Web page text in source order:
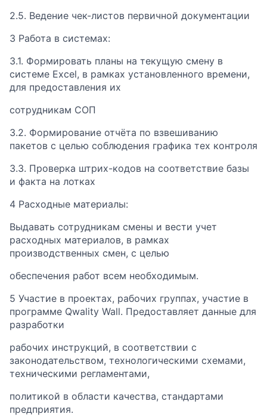
2.5. Ведение чек-листов первичной документации
3 Работа в системах:
3.1. Формировать планы на текущую смену в
системе Excel, в рамках установленного времени,
для предоставления их
сотрудникам СОП
3.2. Формирование отчёта по взвешиванию
пакетов с целью соблюдения графика тех контроля
3.3. Проверка штрих-кодов на соответствие базы
и факта на лотках
4 Расходные материалы:
Выдавать сотрудникам смены и вести учет
расходных материалов, в рамках
производственных смен, с целью
обеспечения работ всем необходимым.
5 Участие в проектах, рабочих группах, участие в
программе Qwality Wall. Предоставляет данные для
разработки
рабочих инструкций, в соответствии с
законодательством, технологическими схемами,
техническими регламентами,
политикой в области качества, стандартами
предприятия.